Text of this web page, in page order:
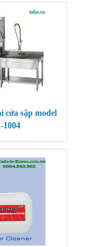
cửa sập model
1004